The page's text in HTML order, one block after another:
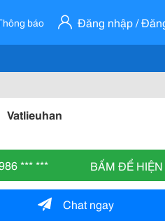
báo Đăng nhập /
Vatlieuhan
*** *** BẤM ĐỂ
Chat ngay